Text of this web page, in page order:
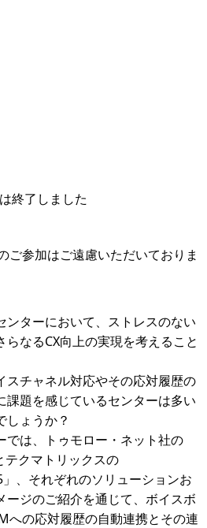
終了しました
参加はご遠慮いただいておりま
ンターにおいて、ストレスのない
らなるCX向上の実現を考えること
スチャネル対応やその応対履歴の
課題を感じているセンターは多い
しょうか？
では、トゥモロー・ネット社の
テクマトリックスの
」、それぞれのソリューションお
ージのご紹介を通じて、ボイスボ
への応対履歴の自動連携とその連